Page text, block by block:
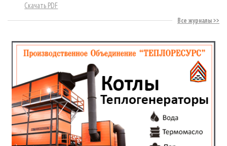
Скачать PDF
Все журналы